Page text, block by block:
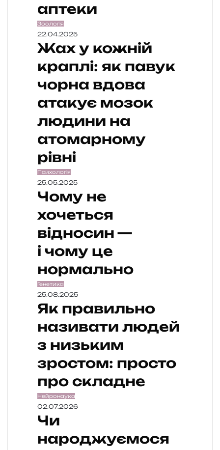
аптеки
Зоологія
22.04.2025
Жах у кожній
краплі: як павук
чорна вдова
атакує мозок
людини на
атомарному
рівні
Психологія
25.05.2025
Чому не
хочеться
відносин —
і чому це
нормально
Генетика
25.08.2025
Як правильно
називати людей
з низьким
зростом: просто
про складне
Нейронаука
02.07.2026
Чи
народжуємося